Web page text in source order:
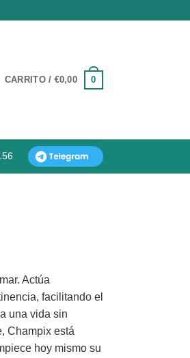
CARRITO / €0,00 0
Actúa
facilitando el
una vida sin
Champix está
hoy mismo su